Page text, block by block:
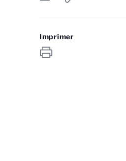
Imprimer